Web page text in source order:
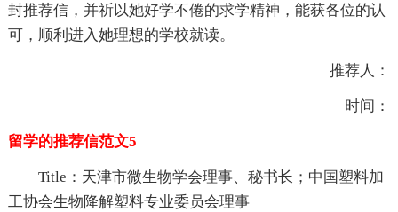
封推荐信，并祈以她好学不倦的求学精神，能获各位的认
可，顺利进入她理想的学校就读。
推荐人：
时间：
留学的推荐信范文5
Title：天津市微生物学会理事、秘书长；中国塑料加
工协会生物降解塑料专业委员会理事